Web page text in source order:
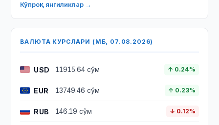
Кўпроқ янгиликлар →
ВАЛЮТА КУРСЛАРИ (МБ, 07.08.2026)
USD 11915.64 сўм ↑ 0.24%
EUR 13749.46 сўм ↑ 0.23%
RUB 146.19 сўм ↓ 0.12%